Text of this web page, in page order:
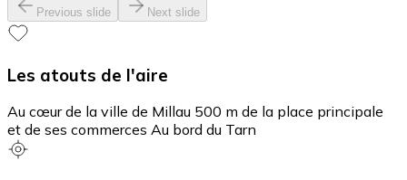
Previous slide Next slide
Les atouts de l'aire
Au cœur de la ville de Millau 500 m de la place principale
et de ses commerces Au bord du Tarn